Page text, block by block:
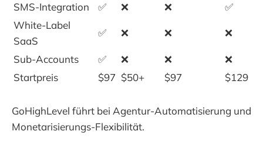
SMS-Integration
✅ ❌ ❌
✅
White-Label
SaaS
✅ ❌ ❌ ❌
Sub-Accounts ✅ ❌ ❌
❌
Startpreis
$97 $50+ $97 $129
GoHighLevel führt bei Agentur-Automatisierung und
Monetarisierungs-Flexibilität.